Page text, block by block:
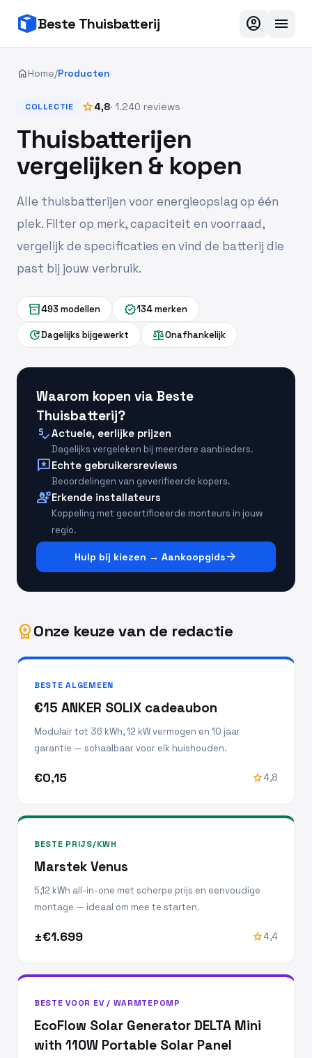
Beste Thuisbatterij account_circle menu
homeHome/Producten
COLLECTIE star4,8· 1.240 reviews
Thuisbatterijen
vergelijken & kopen
Alle thuisbatterijen voor energieopslag op één
plek. Filter op merk, capaciteit en voorraad,
vergelijk de specificaties en vind de batterij die
past bij jouw verbruik.
inventory_2493 modellen verified134 merken
updateDagelijks bijgewerkt balanceOnafhankelijk
Waarom kopen via Beste
Thuisbatterij?
price_checkActuele, eerlijke prijzen
Dagelijks vergeleken bij meerdere aanbieders.
reviewsEchte gebruikersreviews
Beoordelingen van geverifieerde kopers.
engineeringErkende installateurs
Koppeling met gecertificeerde monteurs in jouw
regio.
Hulp bij kiezen → Aankoopgidsarrow_forward
workspace_premiumOnze keuze van de redactie
BESTE ALGEMEEN
€15 ANKER SOLIX cadeaubon
Modulair tot 36 kWh, 12 kW vermogen en 10 jaar
garantie — schaalbaar voor elk huishouden.
€0,15 star4,8
BESTE PRIJS/KWH
Marstek Venus
5,12 kWh all-in-one met scherpe prijs en eenvoudige
montage — ideaal om mee te starten.
±€1.699 star4,4
BESTE VOOR EV / WARMTEPOMP
EcoFlow Solar Generator DELTA Mini
with 110W Portable Solar Panel